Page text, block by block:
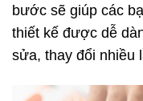
bước sẽ giúp các
thiết kế được dễ
sửa, thay đổi nhiều